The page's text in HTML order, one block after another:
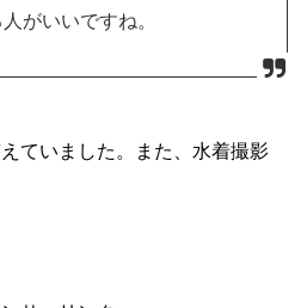
がいいですね。
ていました。また、水着撮影